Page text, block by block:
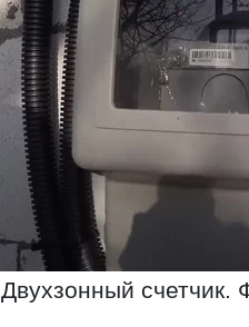
Двухзонный счетчик.